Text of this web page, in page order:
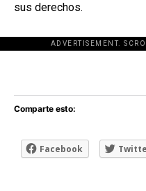
sus derechos.
ADVERTISEMENT.
Comparte esto:
Facebook